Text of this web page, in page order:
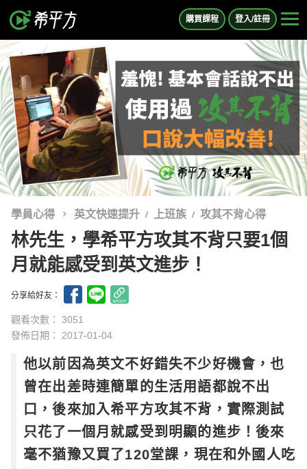
購買課程 登入/註冊
學員心得 英文快速提升 上班族 攻其不背心得
林先生，學希平方攻其不背只要1個
月就能感受到英文進步！
分享給好友：
觀看次數： 3051
發佈日期： 2017-01-04
他以前因為英文不好錯失不少好機會，也
曾在出差時連簡單的生活用語都說不出
口，後來加入希平方攻其不背，實際測試
只花了一個月就感受到明顯的進步！後來
毫不猶豫又買了120堂課，現在和外國人吃